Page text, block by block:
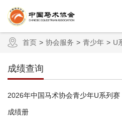
首页 协会服务 青少年 U
成绩查询
2026年中国马术协会青少年U系列赛
成绩册